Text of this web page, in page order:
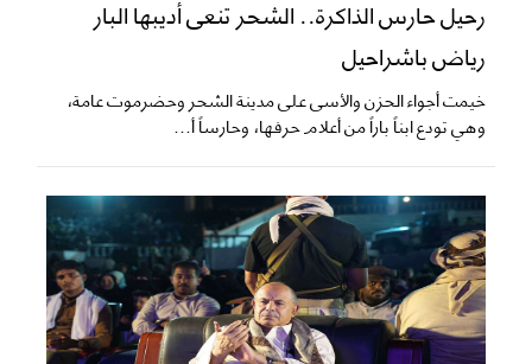
رحيل حارس الذاكرة.. الشحر تنعى أديبها البار
رياض باشراحيل
خيمت أجواء الحزن والأسى على مدينة الشحر وحضرموت عامة،
وهي تودع ابناً باراً من أعلام حرفها، وحارساً أ...